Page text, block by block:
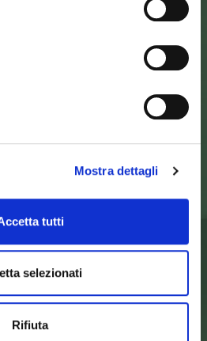
Mostra dettagli
tutti
selezionati
Rifiuta